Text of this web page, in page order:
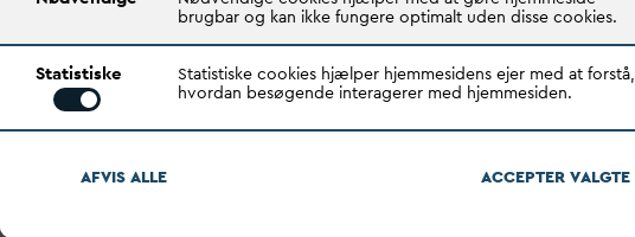
brugbar og kan ikke fungere optimalt uden disse cookies.
Statistiske
Statistiske cookies hjælper hjemmesidens ejer med at forstå,
hvordan besøgende interagerer med hjemmesiden.
AFVIS ALLE ACCEPTERVALGTE